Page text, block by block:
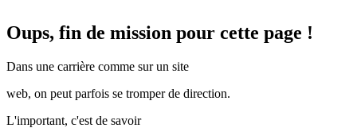
Oups, fin de mission pour cette page !
Dans une carrière comme sur un site
web, on peut parfois se tromper de direction.
L'important, c'est de savoir